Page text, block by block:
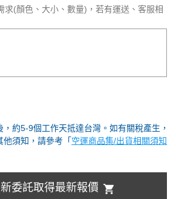
求(顏色、大小、數量)，若有運送、客服相
，約5-9個工作天抵達台灣。如有關稅產生，
須知，請參考「 空運商品集/出貨相關須知
委託取得最新報價